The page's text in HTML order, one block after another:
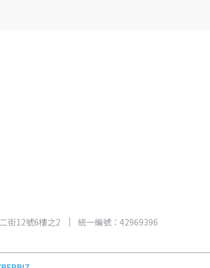
街12號6樓之2 統一編號：42969396